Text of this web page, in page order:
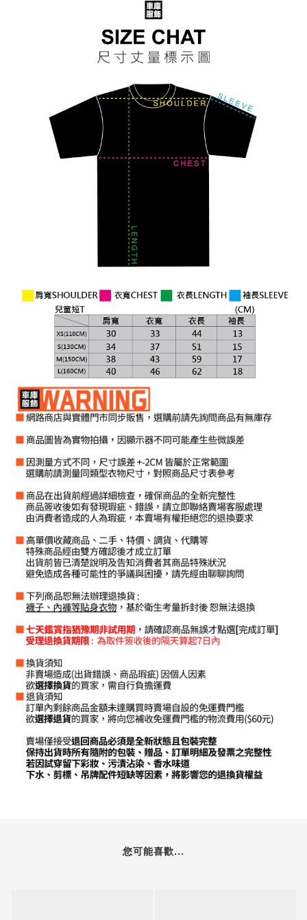
您可能喜歡...